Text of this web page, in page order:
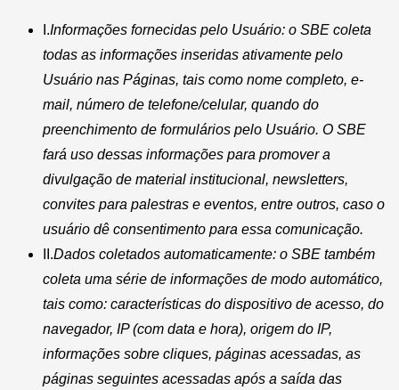
I.Informações fornecidas pelo Usuário: o SBE coleta
todas as informações inseridas ativamente pelo
Usuário nas Páginas, tais como nome completo, e-
mail, número de telefone/celular, quando do
preenchimento de formulários pelo Usuário. O SBE
fará uso dessas informações para promover a
divulgação de material institucional, newsletters,
convites para palestras e eventos, entre outros, caso o
usuário dê consentimento para essa comunicação.
II.Dados coletados automaticamente: o SBE também
coleta uma série de informações de modo automático,
tais como: características do dispositivo de acesso, do
navegador, IP (com data e hora), origem do IP,
informações sobre cliques, páginas acessadas, as
páginas seguintes acessadas após a saída das